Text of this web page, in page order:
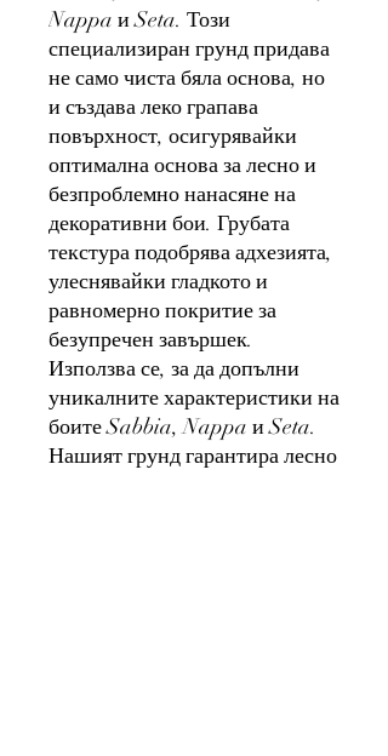
Nappa и Seta. Този
специализиран грунд придава
не само чиста бяла основа, но
и създава леко грапава
повърхност, осигурявайки
оптимална основа за лесно и
безпроблемно нанасяне на
декоративни бои. Грубата
текстура подобрява адхезията,
улеснявайки гладкото и
равномерно покритие за
безупречен завършек.
Използва се, за да допълни
уникалните характеристики на
боите Sabbia, Nappa и Seta.
Нашият грунд гарантира лесно